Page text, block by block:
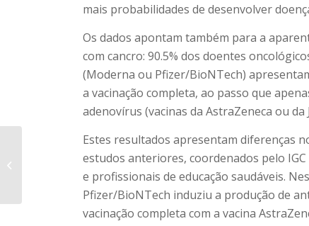
mais probabilidades de desenvolver
Os dados apontam também para a
com cancro: 90.5% dos doentes
(Moderna ou Pfizer/BioNTech)
a vacinação completa, ao passo que
adenovírus (vacinas da AstraZeneca ou
Estes resultados apresentam diferenças
estudos anteriores, coordenados pelo
e profissionais de educação saudáveis.
Pfizer/BioNTech induziu a produção de
vacinação completa com a vacina
Prevenção da Covid-19